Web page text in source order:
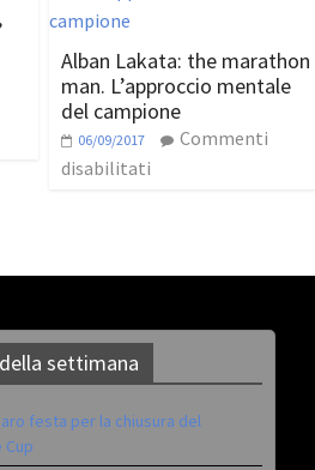
Alban Lakata: the marathon
man. L’approccio mentale
del campione
06/09/2017
Commenti
disabilitati
settimana
festa per la chiusura del
Cup